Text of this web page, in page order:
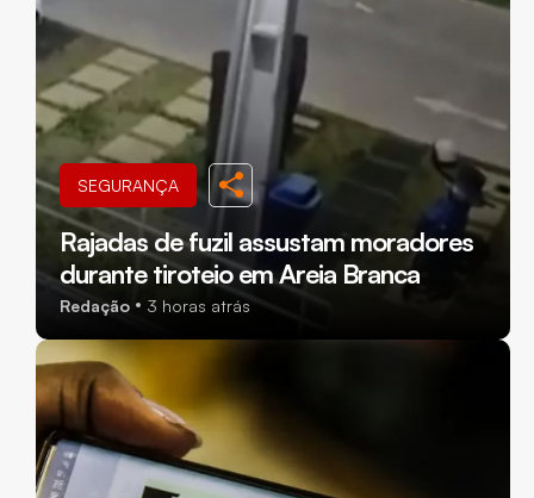
SEGURANÇA
Rajadas de fuzil assustam moradores
durante tiroteio em Areia Branca
Redação 3 horas atrás